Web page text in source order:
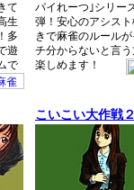
て
生
多
遊
で
パイれーつ｣シリー
弾！安心のアシス
きで麻雀のルール
チ分からないと言
楽しめます！
こいこい大作戦